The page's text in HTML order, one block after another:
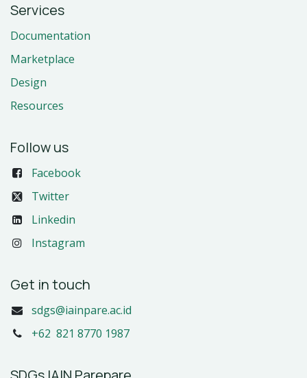
Services
Documentation
Marketplace
Design
Resources
Follow us
Facebook
Twitter
Linkedin
Instagram
Get in touch
sdgs@iainpare.ac.id
+62 821 8770 1987